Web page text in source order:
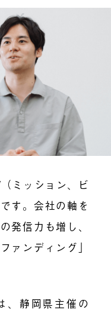
ミッション、ビ
す。会社の軸を
発信力も増し、
ァンディング」
、静岡県主催の